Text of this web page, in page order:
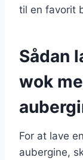
til en favorit
Sådan
wok
For at lave
aubergine,